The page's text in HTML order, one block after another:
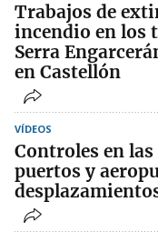
Trabajos de
incendio en los
Serra
en Castellón
VÍDEOS
Controles en
puertos y